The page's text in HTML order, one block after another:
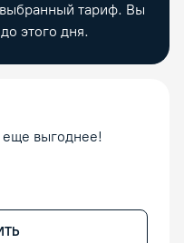
тариф. Вы
этого дня.
еще выгоднее!